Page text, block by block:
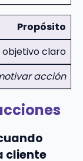
Propósito
objetivo claro
acción
cliente